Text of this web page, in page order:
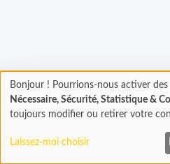
Chargement...Chargement
En cours...
Bonjour ! Pourrions-nous activer
Nécessaire, Sécurité, Statistique &
toujours modifier ou retirer votre
Laissez-moi choisir